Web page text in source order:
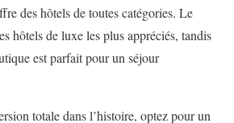
des hôtels de toutes catégories. Le
hôtels de luxe les plus appréciés, tandis
est parfait pour un séjour
totale dans l’histoire, optez pour un